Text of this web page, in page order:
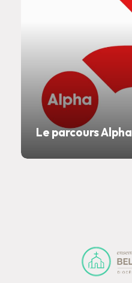
Le parcours Alpha